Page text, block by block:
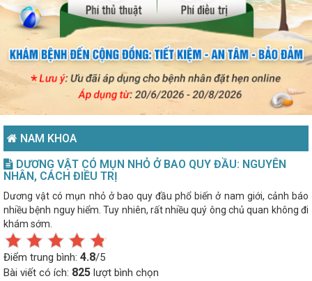
NAM KHOA
DƯƠNG VẬT CÓ MỤN NHỎ Ở BAO QUY ĐẦU: NGUYÊN
NHÂN, CÁCH ĐIỀU TRỊ
Dương vật có mụn nhỏ ở bao quy đầu phổ biến ở nam giới, cảnh báo
nhiều bệnh nguy hiểm. Tuy nhiên, rất nhiều quý ông chủ quan không đi
khám sớm.
Điểm trung bình: 4.8/5
Bài viết có ích: 825 lượt bình chọn